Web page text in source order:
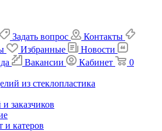
Задать вопрос
Контакты
Избранные
Новости
Вакансии Кабинет
0
из стеклопластика
заказчиков
и катеров